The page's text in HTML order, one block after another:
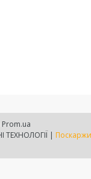
Prom.ua
ТОВ АКС-ЮГ СИСТЕМА - ЛАБОРАТОРІЯ КЛЕЄВИХ І КРІПЛЕННИХ ТЕХНОЛОГІЙ, СУЧАСНІ АБРАЗИВНІ ТЕХНОЛОГІЇ |